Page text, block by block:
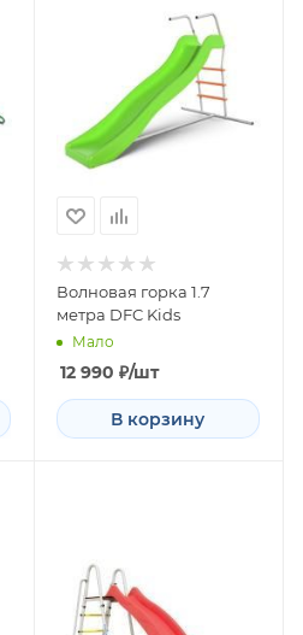
Волновая горка 1.7
метра DFC Kids
Мало
12 990 ₽/шт
В корзину